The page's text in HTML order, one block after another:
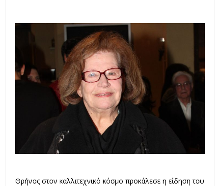
Θρήνος στον καλλιτεχνικό κόσμο προκάλεσε η είδηση του